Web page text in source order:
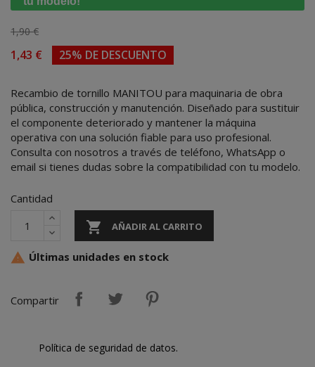
1,90 €
1,43 € 25% DE DESCUENTO
Recambio de tornillo MANITOU para maquinaria de obra
pública, construcción y manutención. Diseñado para sustituir
el componente deteriorado y mantener la máquina
operativa con una solución fiable para uso profesional.
Consulta con nosotros a través de teléfono, WhatsApp o
email si tienes dudas sobre la compatibilidad con tu modelo.
Cantidad
 AÑADIR AL CARRITO
 Últimas unidades en stock
Compartir
Política de seguridad de datos.